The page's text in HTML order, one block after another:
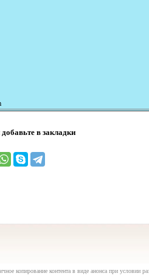
в закладки
копирование контента в виде анонса при условии